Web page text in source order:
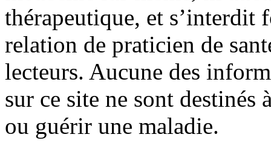
thérapeutique, et s’interdit
relation de praticien de
lecteurs. Aucune des
sur ce site ne sont destinés
ou guérir une maladie.